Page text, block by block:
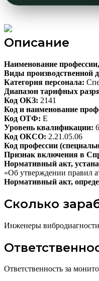
Описание
Наименование
Виды производственной
Категория персонала:
Диапазон тарифных
Код ОКЗ: 2141
Код и наименование
Код ОТФ: E
Уровень квалификации: 6
Код ОКСО: 2.21.05.06
Код профессии
Признак включения в
Нормативный акт,
«Об утверждении правил
Нормативный акт,
Сколько
Инженеры
Ответственность за